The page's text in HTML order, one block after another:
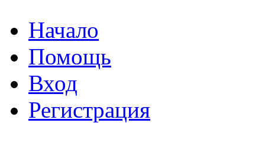
Начало
Помощь
Вход
Регистрация